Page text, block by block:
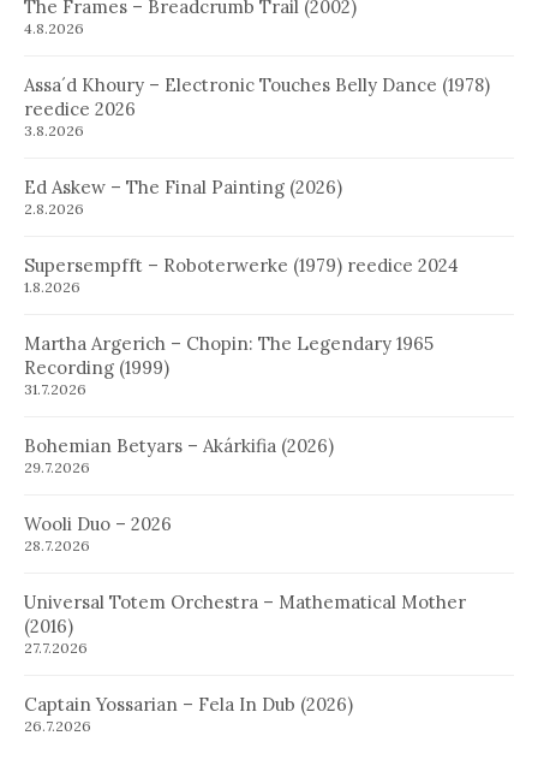
The Frames – Breadcrumb Trail (2002)
4.8.2026
Assa´d Khoury – Electronic Touches Belly Dance (1978)
reedice 2026
3.8.2026
Ed Askew – The Final Painting (2026)
2.8.2026
Supersempfft – Roboterwerke (1979) reedice 2024
1.8.2026
Martha Argerich – Chopin: The Legendary 1965
Recording (1999)
31.7.2026
Bohemian Betyars – Akárkifia (2026)
29.7.2026
Wooli Duo – 2026
28.7.2026
Universal Totem Orchestra – Mathematical Mother
(2016)
27.7.2026
Captain Yossarian – Fela In Dub (2026)
26.7.2026